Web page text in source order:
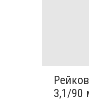
3,1/90